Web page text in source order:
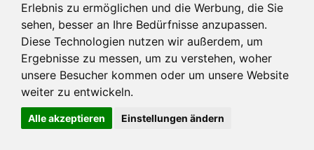
Erlebnis zu ermöglichen und die Werbung, die Sie
sehen, besser an Ihre Bedürfnisse anzupassen.
Diese Technologien nutzen wir außerdem, um
Ergebnisse zu messen, um zu verstehen, woher
unsere Besucher kommen oder um unsere Website
weiter zu entwickeln.
Alle akzeptieren Einstellungen ändern
Impressum und mehr